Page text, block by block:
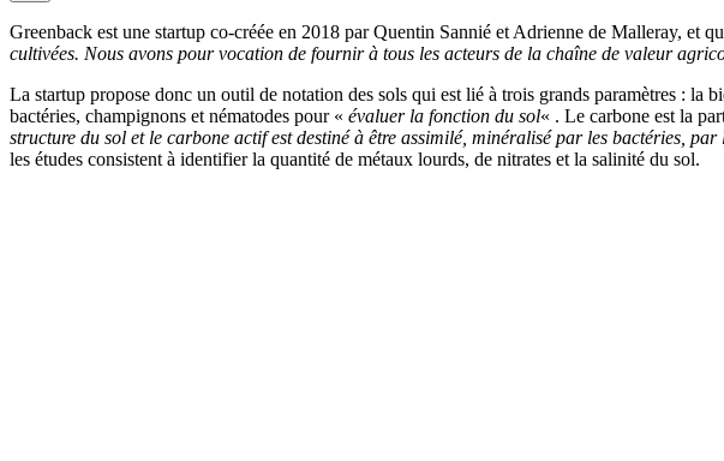
Greenback est une startup co-créée en 2018 par Quentin Sannié et Adrienne de Malleray, et
cultivées. Nous avons pour vocation de fournir à tous les acteurs de la chaîne de valeur
La startup propose donc un outil de notation des sols qui est lié à trois grands paramètres :
bactéries, champignons et nématodes pour « évaluer la fonction du sol« . Le carbone est la
structure du sol et le carbone actif est destiné à être assimilé, minéralisé par les bactéries,
les études consistent à identifier la quantité de métaux lourds, de nitrates et la salinité du sol.